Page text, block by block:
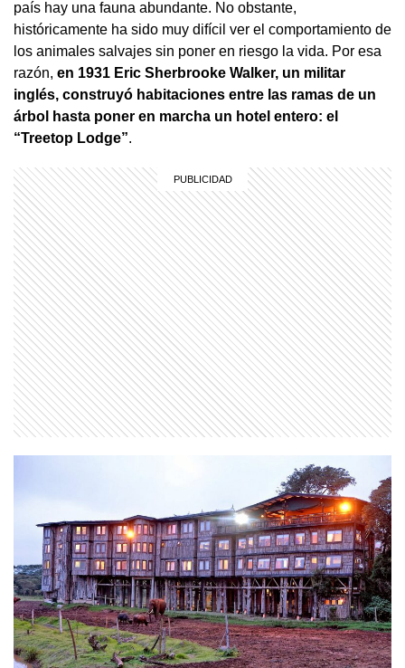
país hay una fauna abundante. No obstante,
históricamente ha sido muy difícil ver el comportamiento de
los animales salvajes sin poner en riesgo la vida. Por esa
razón, en 1931 Eric Sherbrooke Walker, un militar
inglés, construyó habitaciones entre las ramas de un
árbol hasta poner en marcha un hotel entero: el
“Treetop Lodge”.